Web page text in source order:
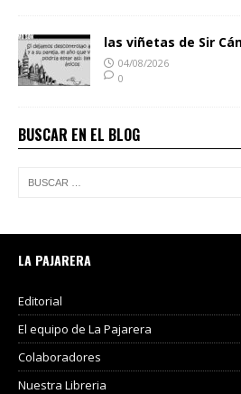
las viñetas de Sir
04/08/2026
0
BUSCAR EN EL BLOG
LA PAJARERA
Editorial
El equipo de La Pajarera
Colaboradores
Nuestra Libreria